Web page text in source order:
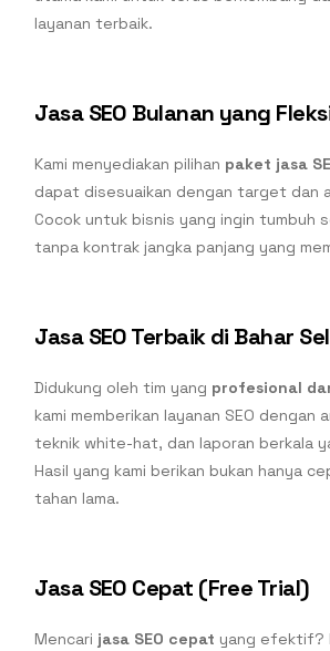
layanan terbaik.
Jasa SEO Bulanan yang
Kami menyediakan pilihan paket jasa
dapat disesuaikan dengan target dan
Cocok untuk bisnis yang ingin tumbuh
tanpa kontrak jangka panjang yang
Jasa SEO Terbaik di Bahar
Didukung oleh tim yang profesional
kami memberikan layanan SEO dengan
teknik white-hat, dan laporan berkala
Hasil yang kami berikan bukan hanya
tahan lama.
Jasa SEO Cepat (Free Trial)
Mencari jasa SEO cepat yang efektif?